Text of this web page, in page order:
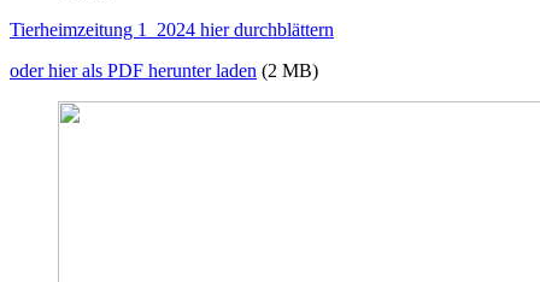
Tierheimzeitung 1_2024 hier durchblättern
oder hier als PDF herunter laden (2 MB)